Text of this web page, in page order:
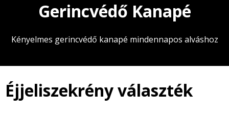
Gerincvédő Kanapé
Kényelmes gerincvédő kanapé mindennapos alváshoz
Éjjeliszekrény választék